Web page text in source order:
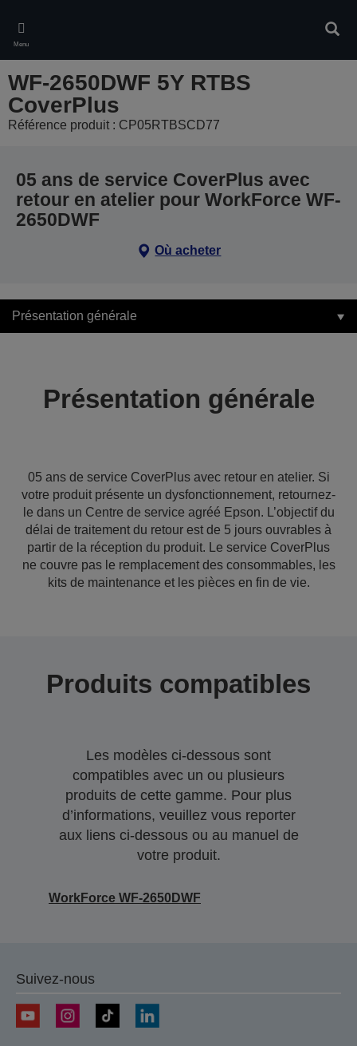
main
content
Menu
WF-2650DWF 5Y RTBS
CoverPlus
Référence produit : CP05RTBSCD77
05 ans de service CoverPlus avec
retour en atelier pour WorkForce WF-
2650DWF
Où acheter
Présentation générale
Présentation générale
05 ans de service CoverPlus avec retour en atelier. Si
votre produit présente un dysfonctionnement, retournez-
le dans un Centre de service agréé Epson. L’objectif du
délai de traitement du retour est de 5 jours ouvrables à
partir de la réception du produit. Le service CoverPlus
ne couvre pas le remplacement des consommables, les
kits de maintenance et les pièces en fin de vie.
Produits compatibles
Les modèles ci-dessous sont
compatibles avec un ou plusieurs
produits de cette gamme. Pour plus
d’informations, veuillez vous reporter
aux liens ci-dessous ou au manuel de
votre produit.
WorkForce WF-2650DWF
Suivez-nous